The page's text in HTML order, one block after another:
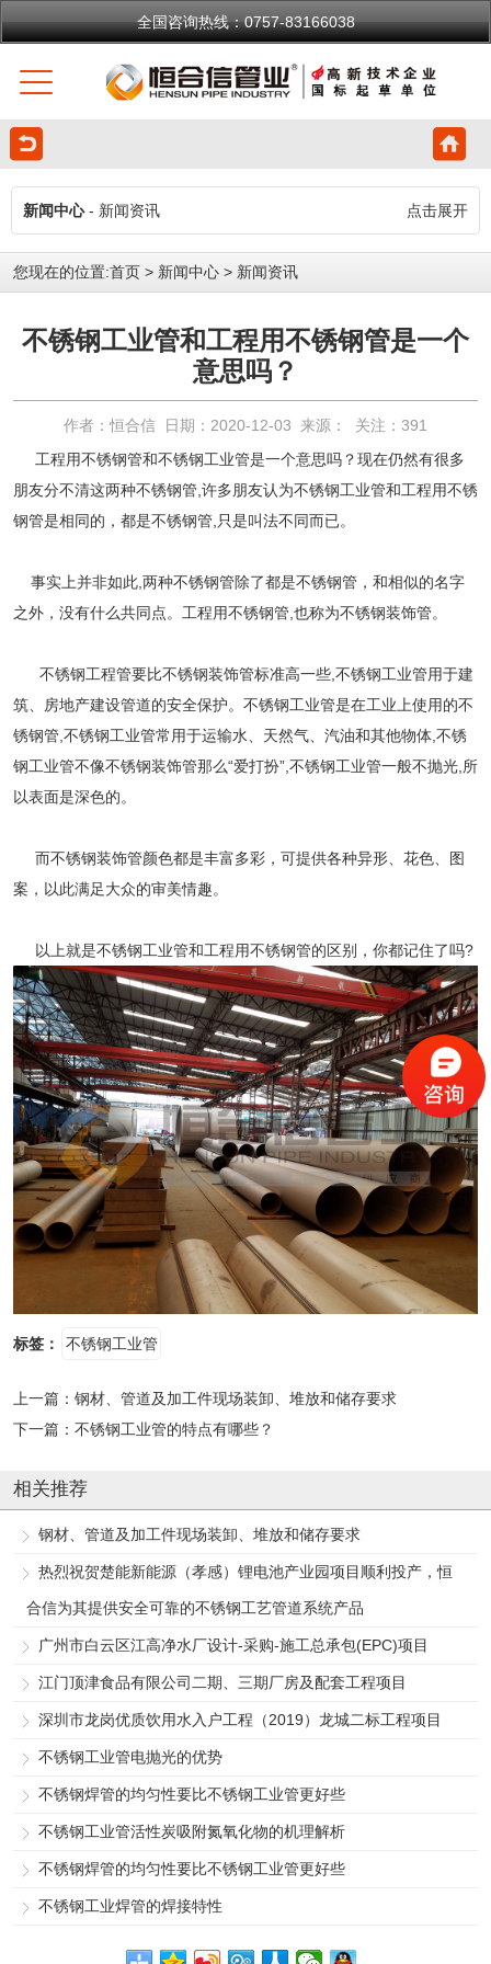
全国咨询热线：0757-83166038
新闻中心- 新闻资讯 点击展开
您现在的位置:首页 > 新闻中心 > 新闻资讯
不锈钢工业管和工程用不锈钢管是一个
意思吗？
作者：恒合信 日期：2020-12-03 来源： 关注： 391
工程用不锈钢管和不锈钢工业管是一个意思吗？现在仍然有很多
朋友分不清这两种不锈钢管 ,许多朋友认为不锈钢工业管和工程用不锈
钢管是相同的，都是不锈钢管 ,只是叫法不同而已。
事实上并非如此 ,两种不锈钢管除了都是不锈钢管，和相似的名字
之外，没有什么共同点。工程用不锈钢管,也称为不锈钢装饰管。
不锈钢工程管要比不锈钢装饰管标准高一些 不锈钢工业管用于建
筑、房地产建设管道的安全保护。 不锈钢工业管是在工业上使用的不
锈钢管 ,不锈钢工业管常用于运输水、天然气、汽油和其他物体,不锈
钢工业管不像不锈钢装饰管那么“爱打扮”,不锈钢工业管一般不抛光 ,所
以表面是深色的。
而不锈钢装饰管颜色都是丰富多彩，可提供各种异形、花色、图
案，以此满足大众的审美情趣。
以上就是不锈钢工业管和工程用不锈钢管的区别，你都记住了吗?
标签： 不锈钢工业管
上一篇： 钢材、管道及加工件现场装卸、堆放和储存要求
下一篇： 不锈钢工业管的特点有哪些？
相关推荐
钢材、管道及加工件现场装卸、堆放和储存要求
热烈祝贺楚能新能源（孝感）锂电池产业园项目顺利投产，恒
合信为其提供安全可靠的不锈钢工艺管道系统产品
广州市白云区江高净水厂设计-采购-施工总承包(EPC)项目
江门顶津食品有限公司二期、三期厂房及配套工程项目
深圳市龙岗优质饮用水入户工程（2019）龙城二标工程项目
不锈钢工业管电抛光的优势
不锈钢焊管的均匀性要比不锈钢工业管更好些
不锈钢工业管活性炭吸附氮氧化物的机理解析
不锈钢焊管的均匀性要比不锈钢工业管更好些
不锈钢工业焊管的焊接特性